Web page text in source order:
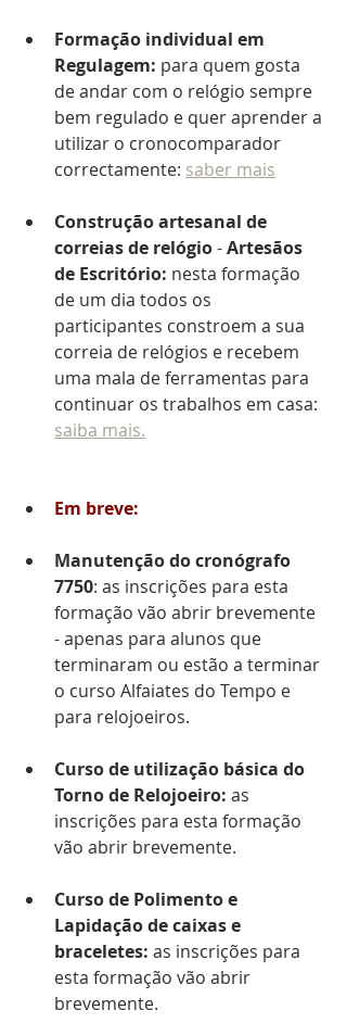
Formação individual em
Regulagem: para quem gosta
de andar com o relógio sempre
bem regulado e quer aprender a
utilizar o cronocomparador
correctamente: saber mais
Construção artesanal de
correias de relógio - Artesãos
de Escritório: nesta formação
de um dia todos os
participantes constroem a sua
correia de relógios e recebem
uma mala de ferramentas para
continuar os trabalhos em casa:
saiba mais.
Em breve:
Manutenção do cronógrafo
7750: as inscrições para esta
formação vão abrir brevemente
- apenas para alunos que
terminaram ou estão a terminar
o curso Alfaiates do Tempo e
para relojoeiros.
Curso de utilização básica do
Torno de Relojoeiro: as
inscrições para esta formação
vão abrir brevemente.
Curso de Polimento e
Lapidação de caixas e
braceletes: as inscrições para
esta formação vão abrir
brevemente.